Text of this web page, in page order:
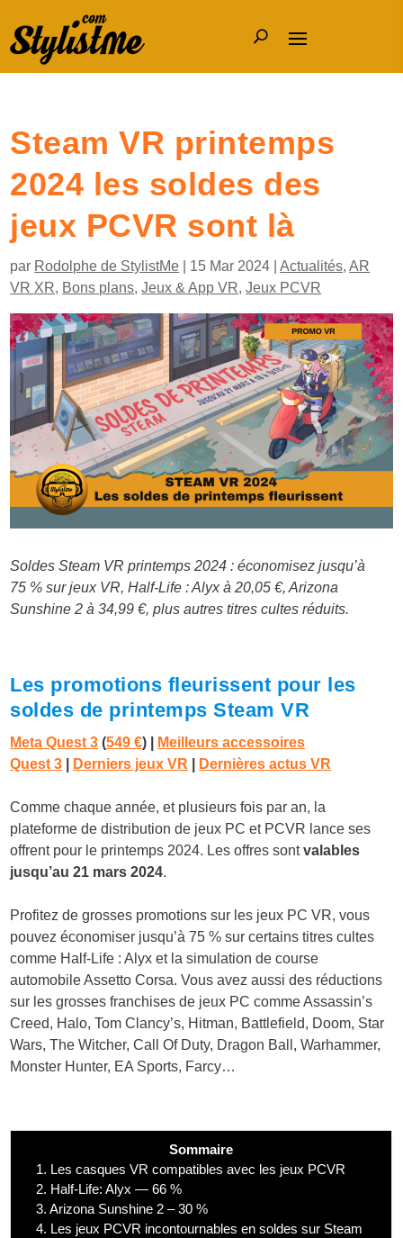
Steam VR printemps
2024 les soldes des
jeux PCVR sont là
par Rodolphe de StylistMe 15 Mar 2024 |Actualités,AR
VR XR, Bons plans,Jeux & App VR,Jeux PCVR
Soldes Steam VR printemps 2024 : économisez jusqu’à
75 % sur jeux VR, Half-Life : Alyx à 20,05 €, Arizona
Sunshine 2 à 34,99 €, plus autres titres cultes réduits.
Les promotions fleurissent pour les
soldes de printemps Steam VR
Meta Quest 3 (549 €)
Meilleurs accessoires
Quest 3
Derniers jeux VR Dernières actus VR
Comme chaque année, et plusieurs fois par an, la
plateforme de distribution de jeux PC et PCVR lance ses
offrent pour le printemps 2024. Les offres sontvalables
jusqu’au 21 mars 2024.
Profitez de grosses promotions sur les jeux PC VR, vous
pouvez économiser jusqu’à 75 % sur certains titres cultes
comme Half-Life : Alyx et la simulation de course
automobile Assetto Corsa. Vous avez aussi des réductions
sur les grosses franchises de jeux PC comme Assassin’s
Creed, Halo, Tom Clancy’s, Hitman, Battlefield, Doom, Star
Wars, The Witcher, Call Of Duty, Dragon Ball, Warhammer,
Monster Hunter, EA Sports, Farcy…
Sommaire
1. Les casques VR compatibles avec les jeux PCVR
2. Half-Life: Alyx — 66 %
3. Arizona Sunshine 2 – 30 %
4. Les jeux PCVR incontournables en soldes sur Steam